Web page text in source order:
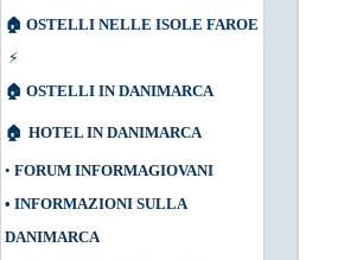
🏠 OSTELLI NELLE ISOLE FAROE
⚡
🏠 OSTELLI IN DANIMARCA
🏠 HOTEL IN DANIMARCA
• FORUM INFORMAGIOVANI
• INFORMAZIONI SULLA
DANIMARCA